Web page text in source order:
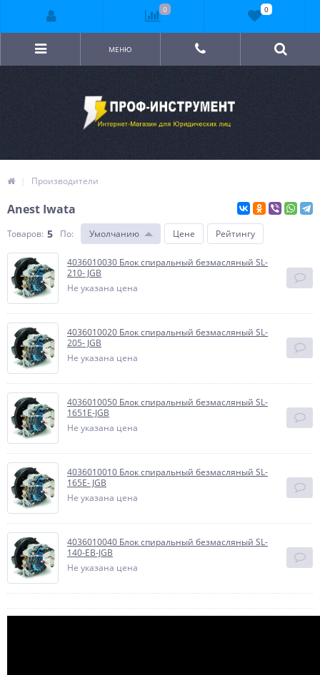
МЕНЮ
Производители
Anest Iwata
Товаров: 5 По: Умолчанию Цене Рейтингу
4036010030 Блок спиральный безмасляный SL-
210- JGB
Не указана цена
4036010020 Блок спиральный безмасляный SL-
205- JGB
Не указана цена
4036010050 Блок спиральный безмасляный SL-
1651Е-JGB
Не указана цена
4036010010 Блок спиральный безмасляный SL-
165E- JGB
Не указана цена
4036010040 Блок спиральный безмасляный SL-
140-ЕВ-JGB
Не указана цена
0 0